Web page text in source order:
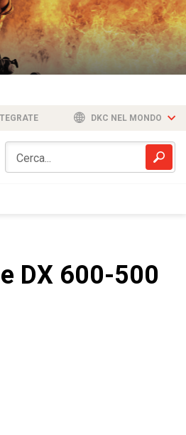
DKC NEL MONDO
DX 600-500